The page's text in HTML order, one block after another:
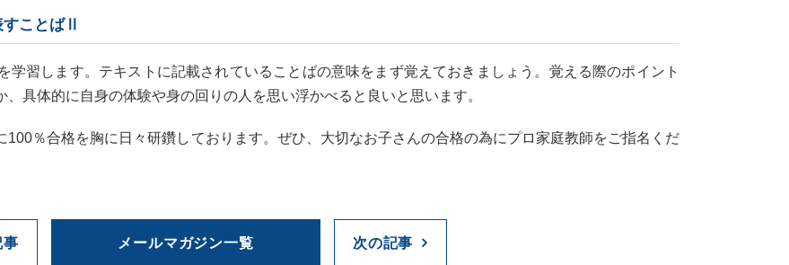
すことばⅡ
学習します。テキストに記載されていることばの意味をまず覚えておきましょう。覚える際のポイント
具体的に自身の体験や身の回りの人を思い浮かべると良いと思います。
％合格を胸に日々研鑽しております。ぜひ、大切なお子さんの合格の為にプロ家庭教師をご指名くだ
事 メールマガジン一覧 次の記事